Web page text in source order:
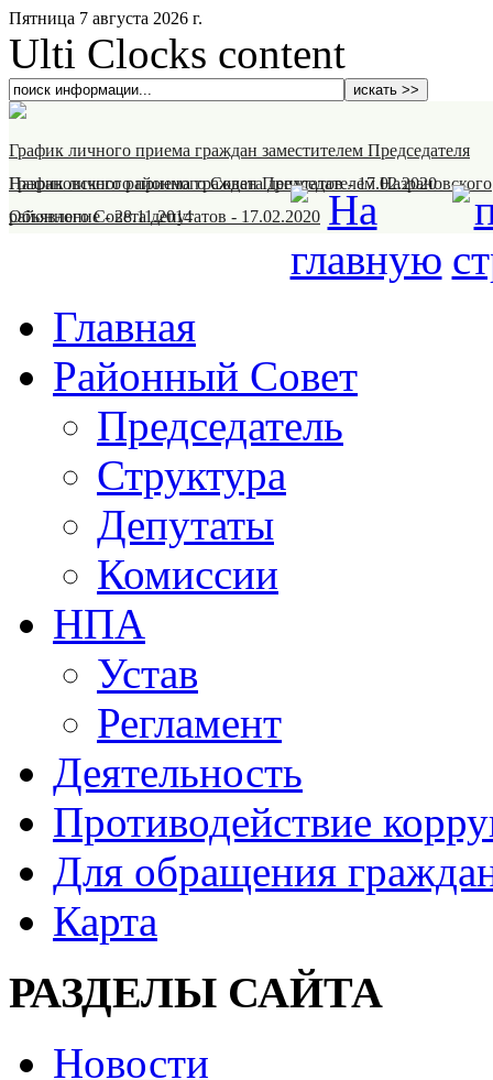
Пятница 7 августа 2026 г.
Ulti Clocks content
График личного приема граждан заместителем Председателя
Назрановского районного Совета депутатов-17.02.2020
График личного приема граждан Председателем Назрановского
районного Совета депутатов - 17.02.2020
Объявление-28.11.2014
Главная
Районный Совет
Председатель
Структура
Депутаты
Комиссии
НПА
Устав
Регламент
Деятельность
Противодействие
Для обращения
Карта
РАЗДЕЛЫ САЙТА
Новости